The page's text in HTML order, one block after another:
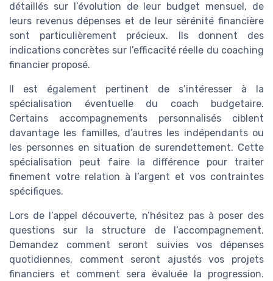
détaillés sur l’évolution de leur budget mensuel, de
leurs revenus dépenses et de leur sérénité financière
sont particulièrement précieux. Ils donnent des
indications concrètes sur l’efficacité réelle du coaching
financier proposé.
Il est également pertinent de s’intéresser à la
spécialisation éventuelle du coach budgetaire.
Certains accompagnements personnalisés ciblent
davantage les familles, d’autres les indépendants ou
les personnes en situation de surendettement. Cette
spécialisation peut faire la différence pour traiter
finement votre relation à l’argent et vos contraintes
spécifiques.
Lors de l’appel découverte, n’hésitez pas à poser des
questions sur la structure de l’accompagnement.
Demandez comment seront suivies vos dépenses
quotidiennes, comment seront ajustés vos projets
financiers et comment sera évaluée la progression.